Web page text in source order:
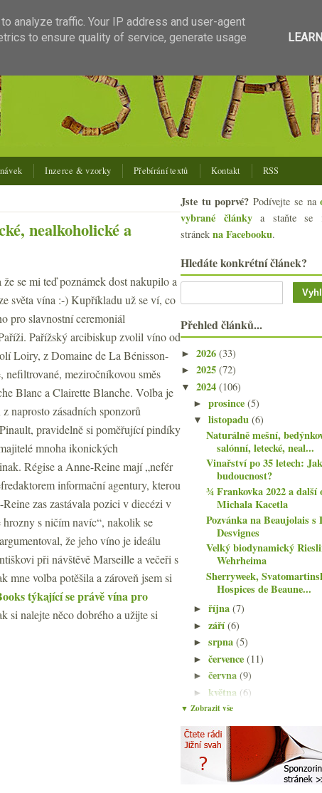
Inzerce & vzorky Přebírání textů Kontakt RSS
nealkoholické a
se mi teď poznámek dost nakupilo a
světa vína :-) Kupříkladu už se ví, co
pro slavnostní ceremoniál
Pařížský arcibiskup zvolil víno od
Loiry, z Domaine de La Bénisson-
meziročníkovou směs
Blanc a Clairette Blanche. Volba je
naprosto zásadních sponzorů
pravidelně si poměřující pindíky
mnoha ikonických
Régise a Anne-Reine mají „nefér
informační agentury, kterou
zas zastávala pozici v diecézi v
s ničím navíc“, nakolik se
že jeho víno je ideálu
při návštěvě Marseille a večeři s
mne volba potěšila a zároveň jsem si
týkající se právě vína pro
si nalejte něco dobrého a užijte si
Jste tu poprvé? Podívejte se na
vybrané článkya staňte se
stránek na Facebooku.
Hledáte konkrétní článek?
Přehled článků...
► 2026 (33)
► 2025 (72)
▼ 2024 (106)
►prosince(5)
▼listopadu(6)
Naturálně mešní,
salónní, letecké, neal...
Vinařství po 35 letech:
budoucnost?
¾ Frankovka 2022 a další
Michala Kacetla
Pozvánka na Beaujolais s
Desvignes
Velký biodynamický
Wehrheima
Sherryweek,
Hospices de Beaune...
►října(7)
►září(6)
►srpna(5)
►července(11)
►června(9)
►května (6)
►dubna
► března(12)
►února
► ledna (15)
(160)
▼ Zobrazit vše
analyze traffic. Your IP address and user-agent
to ensure quality of service, generate usage